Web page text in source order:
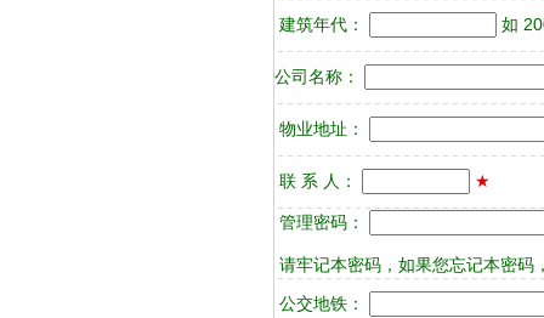
建筑年代： 如
公司名称：
物业地址：
联 系 人： ★
管理密码：
请牢记本密码，如果您忘记本密码
公交地铁：